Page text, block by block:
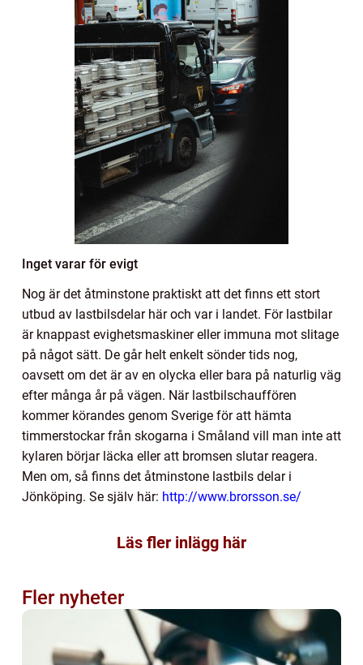
Inget varar för evigt
Nog är det åtminstone praktiskt att det finns ett stort
utbud av lastbilsdelar här och var i landet. För lastbilar
är knappast evighetsmaskiner eller immuna mot slitage
på något sätt. De går helt enkelt sönder tids nog,
oavsett om det är av en olycka eller bara på naturlig väg
efter många år på vägen. När lastbilschauffören
kommer körandes genom Sverige för att hämta
timmerstockar från skogarna i Småland vill man inte att
kylaren börjar läcka eller att bromsen slutar reagera.
Men om, så finns det åtminstone lastbils delar i
Jönköping. Se själv här: http://www.brorsson.se/
Läs fler inlägg här
Fler nyheter